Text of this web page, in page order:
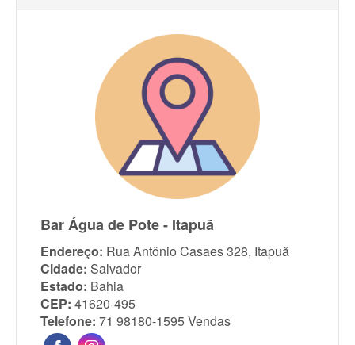
Bar Água de Pote - Itapuã
Endereço: Rua Antônio Casaes 328, Itapuã
Cidade: Salvador
Estado: Bahia
CEP: 41620-495
Telefone: 71 98180-1595 Vendas